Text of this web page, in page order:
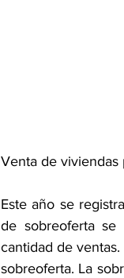
Venta de
Este año se
de sobreoferta
cantidad de
sobreoferta. La